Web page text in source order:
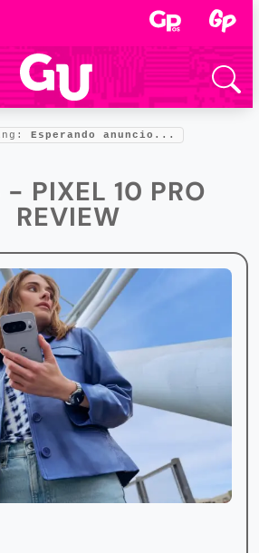
Esperando anuncio...
- PIXEL 10 PRO
REVIEW